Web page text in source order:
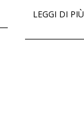
LEGGI DI PIÙ